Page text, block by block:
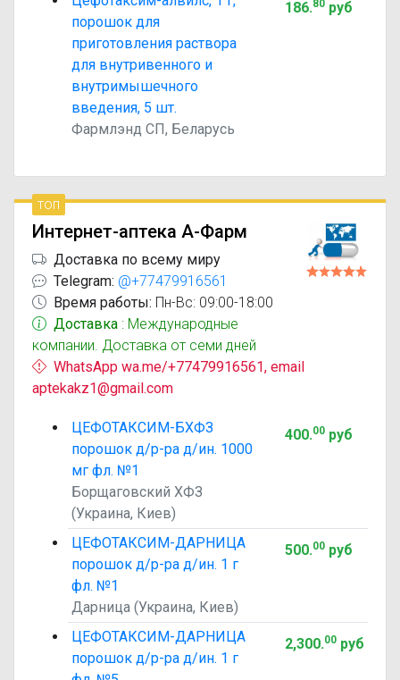
порошок для
приготовления раствора
для внутривенного и
внутримышечного
введения, 5 шт.
Фармлэнд СП, Беларусь
186.80руб
топ
Интернет-аптека А-Фарм
Доставка по всему миру
Telegram: @+77479916561
Время работы: Пн-Вс: 09:00-18:00
Доставка : Международные
компании. Доставка от семи дней
WhatsApp wa.me/+77479916561, email
aptekakz1@gmail.com
ЦЕФОТАКСИМ-БХФЗ
порошок д/р-ра д/ин. 1000
мг фл. №1
Борщаговский ХФЗ
(Украина, Киев)
400.00руб
ЦЕФОТАКСИМ-ДАРНИЦА
порошок д/р-ра д/ин. 1 г
фл. №1
Дарница (Украина, Киев)
500.00руб
ЦЕФОТАКСИМ-ДАРНИЦА
порошок д/р-ра д/ин. 1 г
2,300.00руб